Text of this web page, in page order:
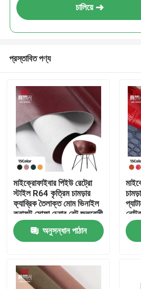
বাড়ি
পণ্য
চালিয়ে
প্রস্তাবিত পণ্য
মাইক্রোফাইবার পিইউ রেট্রো
স্টাইল R64 কৃত্রিম চামড়ার
ফ্যাব্রিক তৈলাক্ত মোম ভিনাইল
ক্রাফট সোফা চেয়ার বেল্ট জলরোধী
স্ট্রেচ ব্যাগগুলির জন্য
অনুসন্ধান পাঠান
ব্যবহার